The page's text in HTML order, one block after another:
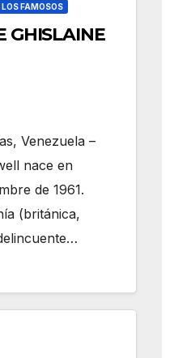
LOS FAMOSOS
GHISLAINE
Venezuela –
nace en
de 1961.
(británica,